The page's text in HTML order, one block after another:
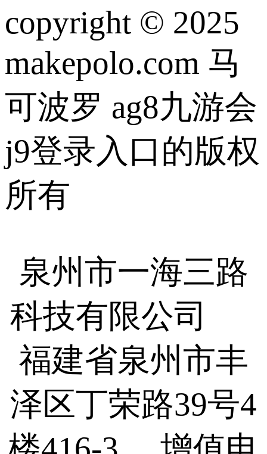
copyright © 2025
makepolo.com 马
可波罗 ag8九游会
j9登录入口的版权
所有
泉州市一海三路
科技有限公司
福建省泉州市丰
泽区丁荣路39号4